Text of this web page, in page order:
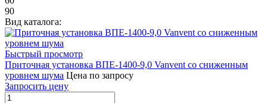
90
Вид каталога:
Быстрый просмотр
Приточная установка ВПЕ-1400-9,0 Vanvent со сниженным
уровнем шума Цена по запросу
Запросить цену